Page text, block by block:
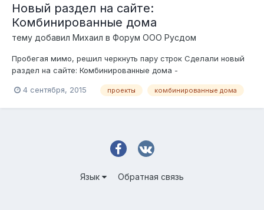
Новый раздел на сайте:
Комбинированные дома
тему добавил Михаил в Форум ООО Русдом
Пробегая мимо, решил черкнуть пару строк Сделали новый
раздел на сайте: Комбинированные дома -
проект: Негоциант - http://www.rusdom.ru/projects-
4 сентября, 2015 проекты комбинированные дома
Язык Обратная связь